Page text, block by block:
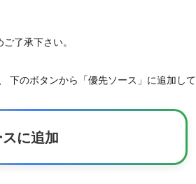
了承下さい。
下のボタンから「優先ソース」に追加して
に追加